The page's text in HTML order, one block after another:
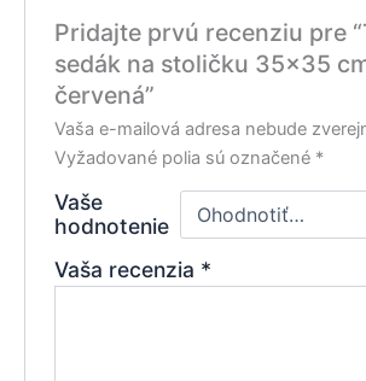
Pridajte prvú recenziu pre
sedák na stoličku 35×35
červená”
Vaša e-mailová adresa nebude
Vyžadované polia sú označené *
Vaše
hodnotenie
Vaša recenzia *